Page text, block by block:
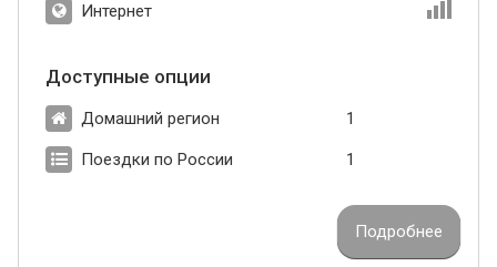
Интернет
Доступные опции
Домашний регион 1
Поездки по России 1
Подробнее